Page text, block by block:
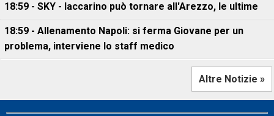
18:59 - SKY - Iaccarino può tornare all'Arezzo, le ultime
18:59 - Allenamento Napoli: si ferma Giovane per un
problema, interviene lo staff medico
Altre Notizie »